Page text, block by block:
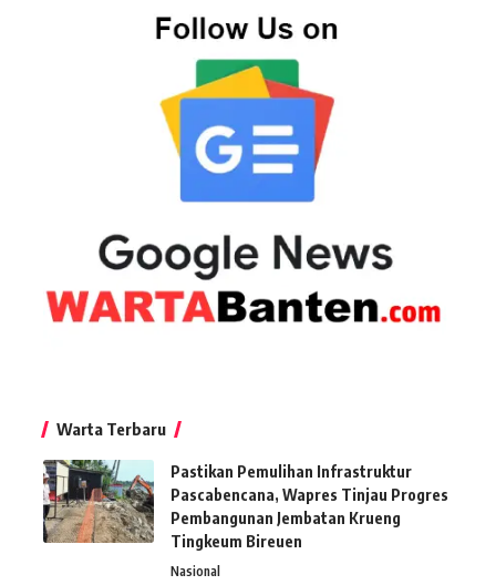
Warta Terbaru
Pastikan Pemulihan Infrastruktur
Pascabencana, Wapres Tinjau Progres
Pembangunan Jembatan Krueng
Tingkeum Bireuen
Nasional